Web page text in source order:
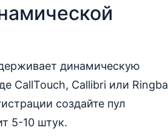
динамическую
CallTouch, Callibri или Ringba
создайте пул
5-10 штук.